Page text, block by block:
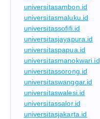
universitasambon.id
universitasmaluku.id
universitassofifi.id
universitasjayapura.id
universitaspapua.id
universitasmanokwari.id
universitassorong.id
universitaswanggar.id
universitaswalesi.id
universitassalor.id
universitasjakarta.id